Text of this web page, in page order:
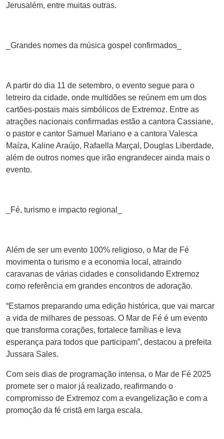
Jerusalém, entre muitas outras.
_Grandes nomes da música gospel confirmados_
A partir do dia 11 de setembro, o evento segue para o
letreiro da cidade, onde multidões se reúnem em um dos
cartões-postais mais simbólicos de Extremoz. Entre as
atrações nacionais confirmadas estão a cantora Cassiane,
o pastor e cantor Samuel Mariano e a cantora Valesca
Maíza, Kaline Araújo, Rafaella Marçal, Douglas Liberdade,
além de outros nomes que irão engrandecer ainda mais o
evento.
_Fé, turismo e impacto regional_
Além de ser um evento 100% religioso, o Mar de Fé
movimenta o turismo e a economia local, atraindo
caravanas de várias cidades e consolidando Extremoz
como referência em grandes encontros de adoração.
“Estamos preparando uma edição histórica, que vai marcar
a vida de milhares de pessoas. O Mar de Fé é um evento
que transforma corações, fortalece famílias e leva
esperança para todos que participam”, destacou a prefeita
Jussara Sales.
Com seis dias de programação intensa, o Mar de Fé 2025
promete ser o maior já realizado, reafirmando o
compromisso de Extremoz com a evangelização e com a
promoção da fé cristã em larga escala.